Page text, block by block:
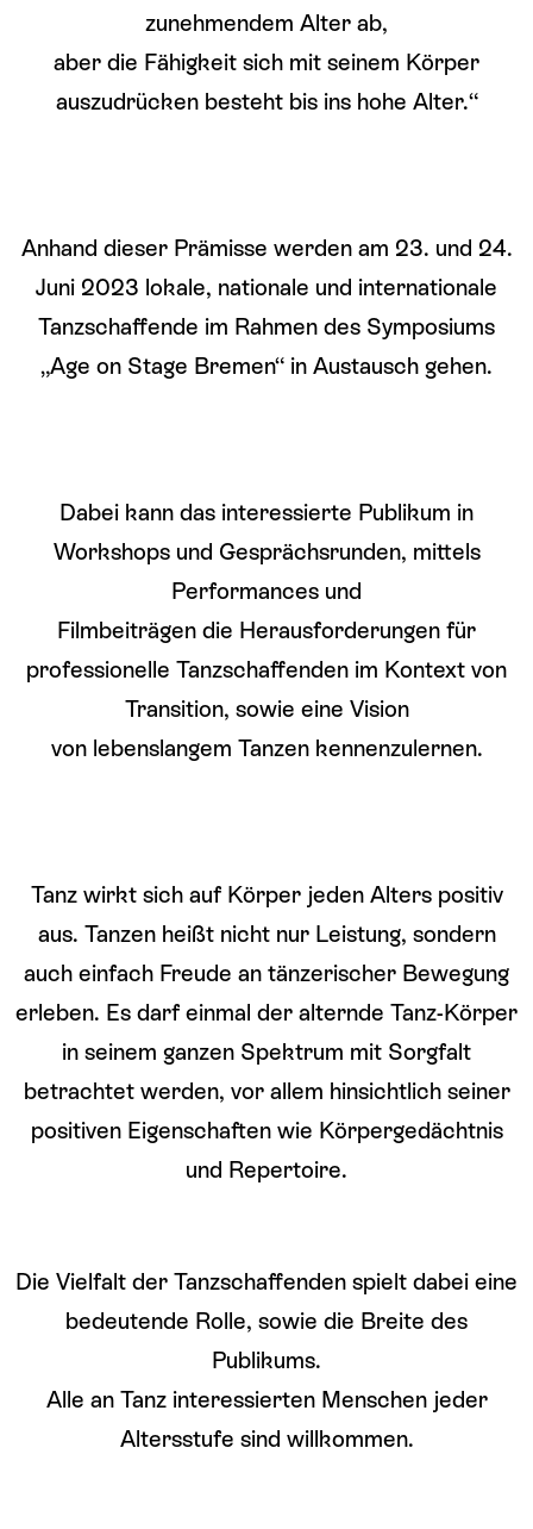
zunehmendem Alter ab,
aber die Fähigkeit sich mit seinem Körper
auszudrücken besteht bis ins hohe Alter.“
Anhand dieser Prämisse werden am 23. und 24.
Juni 2023 lokale, nationale und internationale
Tanzschaffende im Rahmen des Symposiums
„Age on Stage Bremen“ in Austausch gehen.
Dabei kann das interessierte Publikum in
Workshops und Gesprächsrunden, mittels
Performances und
Filmbeiträgen die Herausforderungen für
professionelle Tanzschaffenden im Kontext von
Transition, sowie eine Vision
von lebenslangem Tanzen kennenzulernen.
Tanz wirkt sich auf Körper jeden Alters positiv
aus. Tanzen heißt nicht nur Leistung, sondern
auch einfach Freude an tänzerischer Bewegung
erleben. Es darf einmal der alternde Tanz-Körper
in seinem ganzen Spektrum mit Sorgfalt
betrachtet werden, vor allem hinsichtlich seiner
positiven Eigenschaften wie Körpergedächtnis
und Repertoire.
Die Vielfalt der Tanzschaffenden spielt dabei eine
bedeutende Rolle, sowie die Breite des
Publikums.
Alle an Tanz interessierten Menschen jeder
Altersstufe sind willkommen.